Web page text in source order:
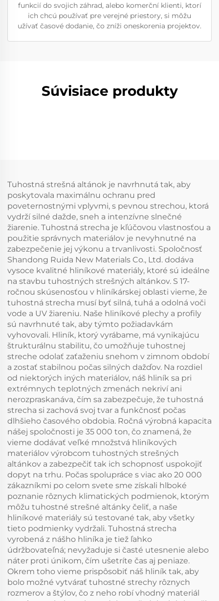
funkcií do svojich záhrad, alebo komerční klienti, ktorí
ich chcú používať pre verejné priestory, si môžu
užívať časové dodanie, čo zníži oneskorenia projektov.
Súvisiace produkty
Tuhostná strešná altánok je navrhnutá tak, aby
poskytovala maximálnu ochranu pred
poveternostnými vplyvmi, s pevnou strechou, ktorá
vydrží silné dažde, sneh a intenzívne slnečné
žiarenie. Tuhostná strecha je kľúčovou vlastnosťou a
použitie správnych materiálov je nevyhnutné na
zabezpečenie jej výkonu a trvanlivosti. Spoločnosť
Shandong Ruida New Materials Co., Ltd. dodáva
vysoce kvalitné hliníkové materiály, ktoré sú ideálne
na stavbu tuhostných strešných altánkov. S 17-
ročnou skúsenosťou v hliníkárskej oblasti vieme, že
tuhostná strecha musí byť silná, tuhá a odolná voči
vode a UV žiareniu. Naše hliníkové plechy a profily
sú navrhnuté tak, aby týmto požiadavkám
vyhovovali. Hliník, ktorý vyrábame, má vynikajúcu
štrukturálnu stabilitu, čo umožňuje tuhostnej
streche odolať zaťaženiu snehom v zimnom období
a zostať stabilnou počas silných dažďov. Na rozdiel
od niektorých iných materiálov, náš hliník sa pri
extrémnych teplotných zmenách nekriví ani
nerozpraskanáva, čím sa zabezpečuje, že tuhostná
strecha si zachová svoj tvar a funkčnosť počas
dlhšieho časového obdobia. Ročná výrobná kapacita
nášej spoločnosti je 35 000 ton, čo znamená, že
vieme dodávať veľké množstvá hliníkových
materiálov výrobcom tuhostných strešných
altánkov a zabezpečiť tak ich schopnosť uspokojiť
dopyt na trhu. Počas spolupráce s viac ako 20 000
zákazníkmi po celom svete sme získali hlboké
poznanie rôznych klimatických podmienok, ktorým
môžu tuhostné strešné altánky čeliť, a naše
hliníkové materiály sú testované tak, aby všetky
tieto podmienky vydržali. Tuhostná strecha
vyrobená z nášho hliníka je tiež ľahko
údržbovateľná; nevyžaduje si časté utesnenie alebo
náter proti únikom, čím ušetríte čas aj peniaze.
Okrem toho vieme prispôsobiť náš hliník tak, aby
bolo možné vytvárať tuhostné strechy rôznych
rozmerov a štýlov, čo z neho robí vhodný materiál